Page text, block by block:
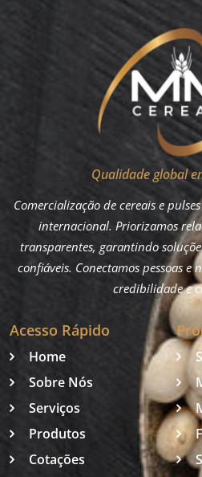
Qualidade global
Comercialização de cereais e
internacional. Priorizamos
transparentes, garantindo
confiáveis. Conectamos pessoas
credibilidade e
Acesso Rápido
Home
Sobre Nós
Serviços
Produtos
Cotações